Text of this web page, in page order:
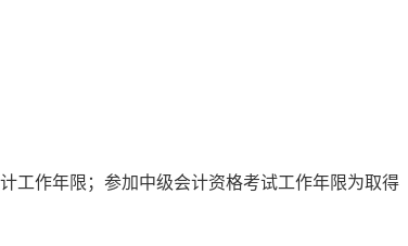
工作年限；参加中级会计资格考试工作年限为取得